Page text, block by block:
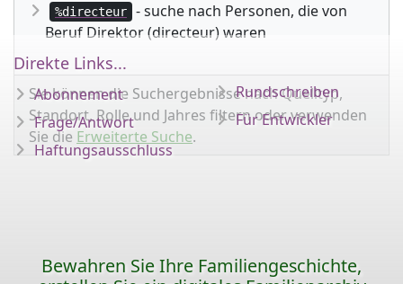
%directeur
- suche nach Personen, die von
Beruf Direktor (directeur) waren
Sie können die Suchergebnisse nach Quelltyp,
Standort, Rolle und Jahres filtern oder verwenden
Sie die Erweiterte Suche.
Direkte Links...
Abonnement
Frage/Antwort
Haftungsausschluss
Rundschreiben
Für Entwickler
Bewahren Sie Ihre Familiengeschichte,